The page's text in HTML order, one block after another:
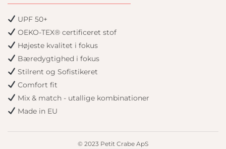
UPF 50+
OEKO-TEX® certificeret stof
Højeste kvalitet i fokus
Bæredygtighed i fokus
Stilrent og Sofistikeret
Comfort fit
Mix & match - utallige kombinationer
Made in EU
© 2023 Petit Crabe ApS